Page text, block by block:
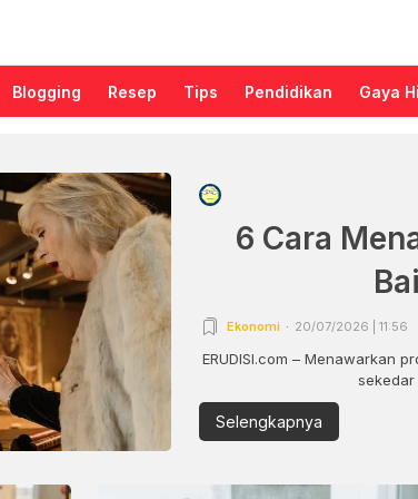
Blogging Resep Tips Pendidikan Gaya
6 Cara
Ekonomi 20/07/2026 | 11:56
ERUDISI.com – Menawarkan
sekedar
Selengkapnya